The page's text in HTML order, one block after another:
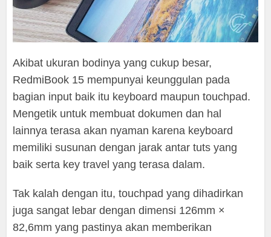
Akibat ukuran bodinya yang cukup besar,
RedmiBook 15 mempunyai keunggulan pada
bagian input baik itu keyboard maupun touchpad.
Mengetik untuk membuat dokumen dan hal
lainnya terasa akan nyaman karena keyboard
memiliki susunan dengan jarak antar tuts yang
baik serta key travel yang terasa dalam.
Tak kalah dengan itu, touchpad yang dihadirkan
juga sangat lebar dengan dimensi 126mm ×
82,6mm yang pastinya akan memberikan